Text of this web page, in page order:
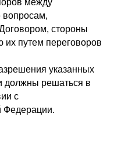
между
вопросам,
стороны
путем переговоров
указанных
должны решаться в
с
Федерации.